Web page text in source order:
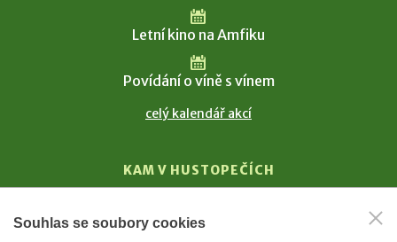
Letní kino na Amfiku
Povídání o víně s vínem
celý kalendář akcí
KAM V HUSTOPEČÍCH
T. G. Masaryk
Souhlas se soubory cookies